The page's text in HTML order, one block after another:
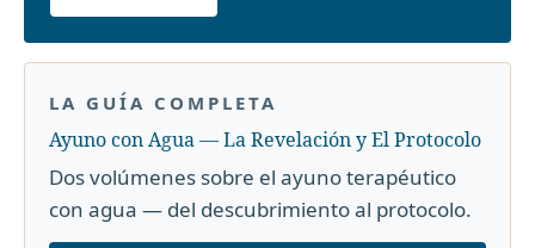
LA GUÍA COMPLETA
Ayuno con Agua — La Revelación y El Protocolo
Dos volúmenes sobre el ayuno terapéutico
con agua — del descubrimiento al protocolo.